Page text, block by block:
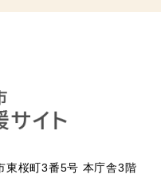
東桜町3番5号 本庁舎3階